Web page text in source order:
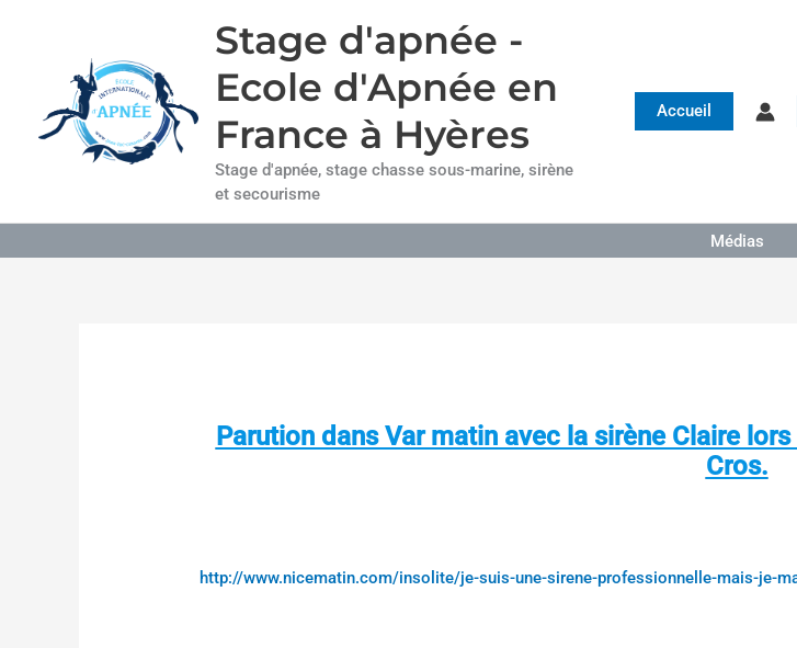
Stage d'apnée -
Ecole d'Apnée en
France à Hyères
Stage d'apnée, stage chasse sous-marine, sirène
et secourisme
Accueil
Médias
Parution dans Var matin avec la sirène Claire
Cros.
http://www.nicematin.com/insolite/je-suis-une-sirene-professionnelle-mais-je-